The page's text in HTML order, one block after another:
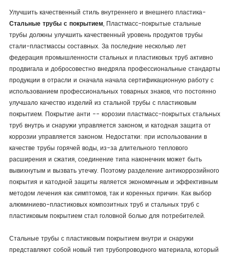
Улучшить качественный стиль внутреннего и внешнего пластика-
Стальные трубы с покрытием, Пластмасс-покрытые стальные
трубы должны улучшить качественный уровень продуктов трубы
стали-пластмассы составных. За последние несколько лет
федерация промышленности стальных и пластиковых труб активно
продвигала и добросовестно внедряла профессиональные стандарты
продукции в отрасли и сначала начала сертификационную работу с
использованием профессиональных товарных знаков, что постоянно
улучшало качество изделий из стальной трубы с пластиковым
покрытием. Покрытие анти -- корозии пластмасс-покрытых стальных
труб внутрь и снаружи управляется законом, и катодная защита от
коррозии управляется законом. Недостатки: при использовании в
качестве трубы горячей воды, из-за длительного теплового
расширения и сжатия, соединение типа наконечник может быть
вывихнутым и вызвать утечку. Поэтому разделение антикоррозийного
покрытия и катодной защиты является экономичным и эффективным
методом лечения как симптомов, так и коренных причин. Как выбор
алюминиево-пластиковых композитных труб и стальных труб с
пластиковым покрытием стал головной болью для потребителей.
Стальные трубы с пластиковым покрытием внутри и снаружи
представляют собой новый тип трубопроводного материала, который